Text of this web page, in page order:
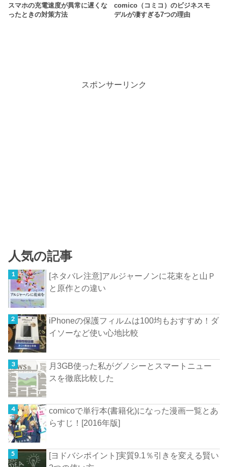
スマホの充電速度が異常に遅くな
ったときの対策方法
comico（コミコ）のビジネスモ
デルが凄すぎる7つの理由
スポンサーリンク
人気の記事
[ネタバレ注意]アルジャーノンに花束をと山Ｐ
と原作との違い
iPhoneの保護フィルムは100均もおすすめ！ダ
イソーなど使い心地比較
月3GB使った私がグノシーとスマートニュー
スを徹底比較した
comicoで単行本(書籍化)になった漫画一覧とあ
らすじ！[2016年版]
[ヨドバシポイント]実質9.1％引きを変える賢い